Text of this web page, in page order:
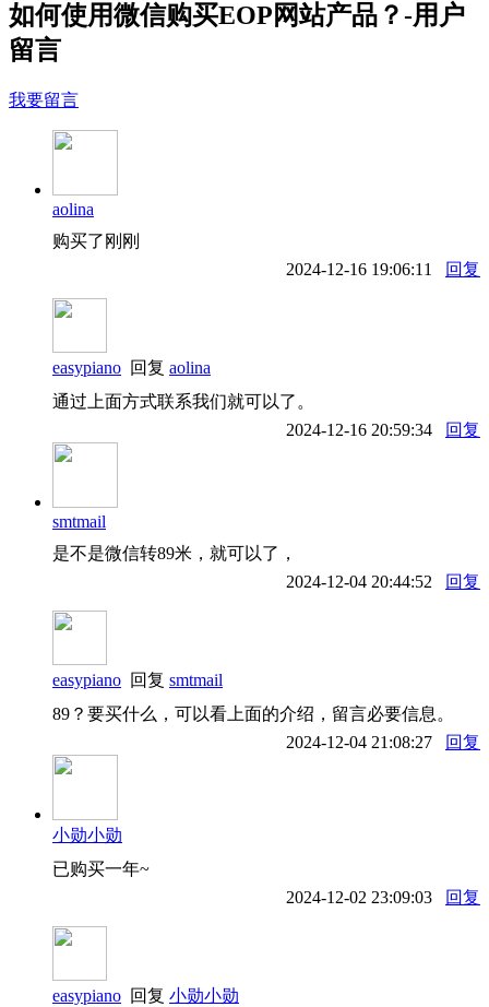
如何使用微信购买EOP网站产品？-用户
留言
我要留言
aolina
购买了刚刚
2024-12-16 19:06:11
回复
easypiano 回复 aolina
通过上面方式联系我们就可以了。
2024-12-16 20:59:34
回复
smtmail
是不是微信转89米，就可以了，
2024-12-04 20:44:52
回复
easypiano 回复 smtmail
89？要买什么，可以看上面的介绍，留言必要信息。
2024-12-04 21:08:27
回复
小勋小勋
已购买一年~
2024-12-02 23:09:03
回复
easypiano 回复 小勋小勋